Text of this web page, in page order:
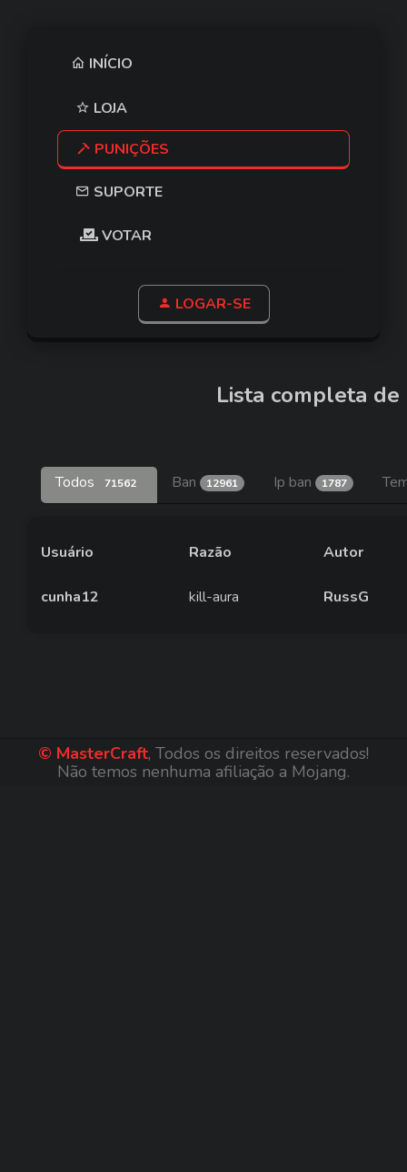
INÍCIO
LOJA
PUNIÇÕES
SUPORTE
VOTAR
LOGAR-SE
Lista completa
Todos 71562 Ban 12961 Ip ban 1787
Usuário Razão Autor
cunha12 kill-aura RussG
© MasterCraft, Todos os direitos reservados!
Não temos nenhuma afiliação a Mojang.